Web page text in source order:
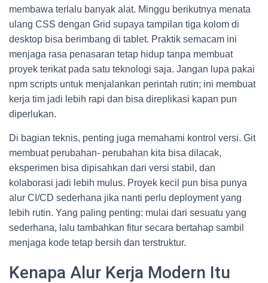
membawa terlalu banyak alat. Minggu berikutnya menata
ulang CSS dengan Grid supaya tampilan tiga kolom di
desktop bisa berimbang di tablet. Praktik semacam ini
menjaga rasa penasaran tetap hidup tanpa membuat
proyek terikat pada satu teknologi saja. Jangan lupa pakai
npm scripts untuk menjalankan perintah rutin; ini membuat
kerja tim jadi lebih rapi dan bisa direplikasi kapan pun
diperlukan.
Di bagian teknis, penting juga memahami kontrol versi. Git
membuat perubahan- perubahan kita bisa dilacak,
eksperimen bisa dipisahkan dari versi stabil, dan
kolaborasi jadi lebih mulus. Proyek kecil pun bisa punya
alur CI/CD sederhana jika nanti perlu deployment yang
lebih rutin. Yang paling penting: mulai dari sesuatu yang
sederhana, lalu tambahkan fitur secara bertahap sambil
menjaga kode tetap bersih dan terstruktur.
Kenapa Alur Kerja Modern Itu